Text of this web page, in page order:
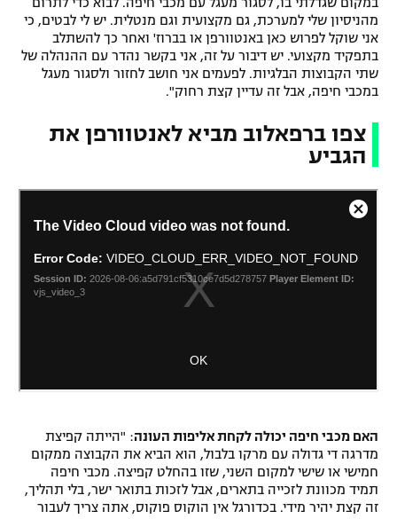
במקום שגדלתי בו, לסגור מעגל עם מכבי חיפה. לבוא כדי לתרום
מהניסיון שלי למערכת, גם מקצועית וגם מנטלית. יש לי לבטים, כי
אני שוקל לפרוש כאן באנטוורפן או בברוז' ואחר כך להשתלב
בתפקיד מקצועי. יש דיבור על זה, אני בקשר נהדר עם ההנהלה של
שתי הקבוצות הבלגיות. לפעמים אני חושב לחזור ולסגור מעגל
במכבי חיפה, אבל זה עדיין קצת רחוק".
צפו ברפאלוב מביא לאנטוורפן את
הגביע
האם מכבי חיפה יכולה לקחת אליפות העונה: "הייתה קפיצת
מדרגה די גדולה עם מרקו בלבול, הוא הביא את הקבוצה ממקום
חמישי או שישי למקום השני, שזו בהחלט קפיצה. מכבי חיפה
תמיד מכוונת לזכייה בתארים, אבל לזכות בתואר ישר, בלי תהליך,
זה קצת יהיר מידי. בכדורגל אין הוקוס פוקוס, אתה צריך לעבור